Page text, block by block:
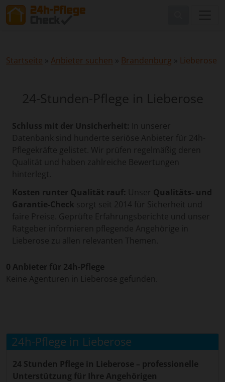
Startseite » Anbieter suchen » Brandenburg » Lieberose
24-Stunden-Pflege in Lieberose
Schluss mit der Unsicherheit: In unserer
Datenbank sind hunderte seriöse Anbieter für 24h-
Pflegekräfte gelistet. Wir prüfen regelmäßig deren
Qualität und haben zahlreiche Bewertungen
hinterlegt.
Kosten runter Qualität rauf: Unser Qualitäts- und
Garantie-Check sorgt seit 2014 für Sicherheit und
faire Preise. Geprüfte Erfahrungsberichte und unser
Ratgeber informieren pflegende Angehörige in
Lieberose zu allen relevanten Themen.
0 Anbieter für 24h-Pflege
Keine Agenturen in Lieberose gefunden.
24h-Pflege in Lieberose
24 Stunden Pflege in Lieberose – professionelle
Unterstützung für Ihre Angehörigen